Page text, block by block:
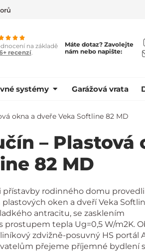
na základě
recenzí.
Máte dotaz? Zavolejte
nám nebo napište:
systémy Garážová vrata
okna a dveře Veka Softline 82 MD
– Plastová
82 MD
přístavby rodinného domu
oken a dveří Veka
antracitu, se zasklením
tepla Ug=0,5 W/m2K.
zdvižně-posuvný HS portál
přejeme příjemné bydlení